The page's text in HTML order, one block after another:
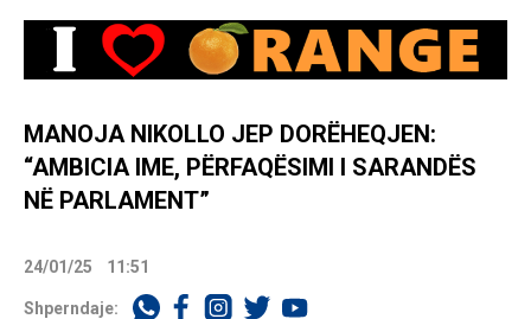
MANOJA NIKOLLO JEP DORËHEQJEN:
“AMBICIA IME, PËRFAQËSIMI I SARANDËS
NË PARLAMENT”
24/01/25 11:51
Shperndaje: